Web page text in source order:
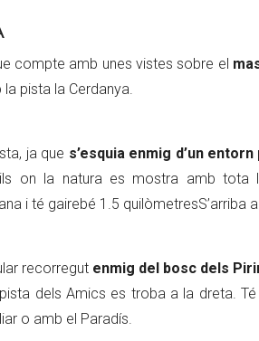
compte amb unes vistes sobre el
pista la Cerdanya.
ja que s’esquia enmig d’un
on la natura es mostra amb tota
i té gairebé 1.5 quilòmetresS’arriba
recorregut enmig del bosc dels
dels Amics es troba a la dreta.
o amb el Paradís.